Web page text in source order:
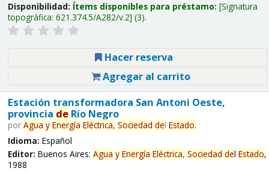
Disponibilidad: Ítems disponibles para préstamo: Signatura
topográfica: 621.374.5/A282/v.2 (3).
Hacer reserva
Agregar al carrito
Estación transformadora San Antoni Oeste,
provincia deRío Negro
por Agua y Energía Eléctrica, Sociedad del Estado.
Idioma: Español
Editor: Buenos Aires: Agua y Energía Eléctrica, Sociedad del Estado,
1988